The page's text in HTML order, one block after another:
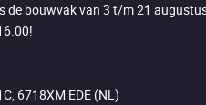
de bouwvak van 3 t/m 21
6718XM EDE (NL)